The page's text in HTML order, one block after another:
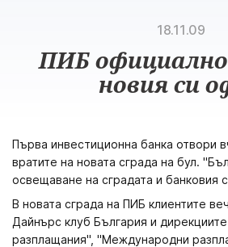
18.11.09
ПИБ
новия си
Първа инвестиционна банка отвори
вратите на новата сграда на бул.
освещаване на сградата и банковия
В новата сграда на ПИБ клиентите
Дайнърс клуб България и
разплащания", "Международни